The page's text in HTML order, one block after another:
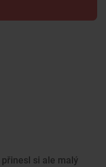
si ale malý